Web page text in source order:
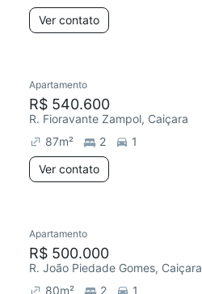
Ver contato
Apartamento
R$ 540.600
R. Fioravante Zampol, Caiçara
87m² 2
1
Ver contato
Apartamento
R$ 500.000
R. João Piedade Gomes, Caiçara
80m² 2 1